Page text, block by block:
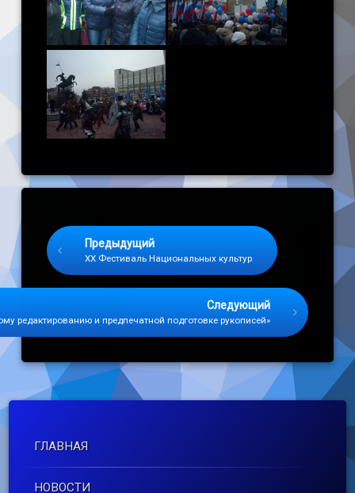
Предыдущий
ХХ Фестиваль Национальных культур
Следующий
редактированию и предпечатной подготовке рукописей»
ГЛАВНАЯ
НОВОСТИ